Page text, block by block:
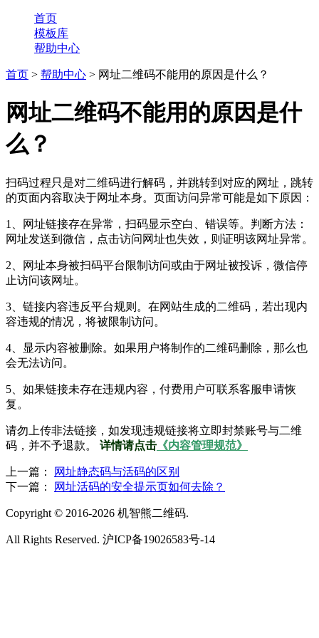
首页
模板库
帮助中心
首页 > 帮助中心 > 网址二维码不能用的原因是什么？
网址二维码不能用的原因是什
么？
扫码过程只是对二维码进行解码，并跳转到对应的网址，跳转
的页面内容取决于网址本身。页面访问异常可能是如下原因：
1、网址链接存在异常，扫码显示空白、错误等。判断方法：
网址发送到微信，点击访问网址也失效，则证明该网址异常。
2、网址本身被扫码平台限制访问或由于网址被投诉，微信停
止访问该网址。
3、链接内容违反平台规则。在网站生成的二维码，若出现内
容违规的情况，将被限制访问。
4、显示内容被删除。如果用户将制作的二维码删除，那么也
会无法访问。
5、如果链接未存在违规内容，付费用户可联系客服申请恢
复。
请勿上传非法链接，如发现违规链接将立即封禁账号与二维
码，并不予退款。
详情请点击 《内容管理规范》
上一篇：
网址静态码与活码的区别
下一篇：
网址活码的安全提示页如何去除？
Copyright © 2016-2026 机智熊二维码.
All Rights Reserved. 沪ICP备19026583号-14